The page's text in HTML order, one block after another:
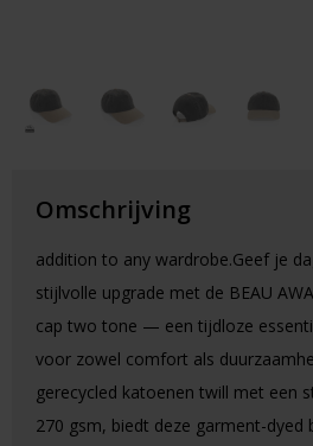
Omschrijving
addition to any wardrobe.Geef je
stijlvolle upgrade met de BEAU
cap two tone — een tijdloze
voor zowel comfort als
gerecycled katoenen twill met een
270 gsm, biedt deze garment-dyed